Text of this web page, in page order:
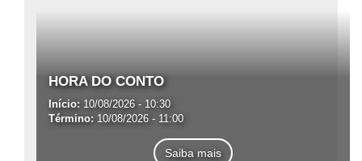
HORA DO CONTO
Início: 10/08/2026 - 10:30
Término: 10/08/2026 - 11:00
Saiba mais